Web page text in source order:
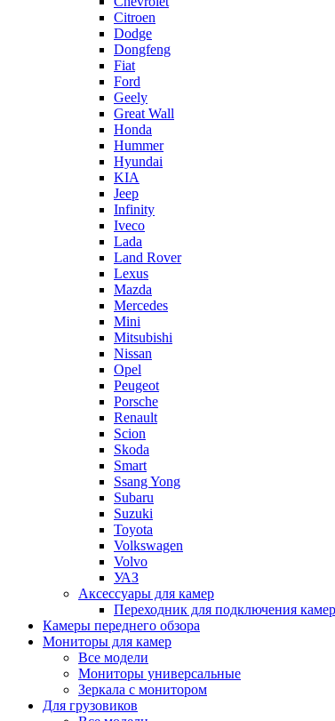
Citroen
Dodge
Dongfeng
Fiat
Ford
Geely
Great Wall
Honda
Hummer
Hyundai
KIA
Jeep
Infinity
Iveco
Lada
Land Rover
Lexus
Mazda
Mercedes
Mini
Mitsubishi
Nissan
Opel
Peugeot
Porsche
Renault
Scion
Skoda
Smart
Ssang Yong
Subaru
Suzuki
Toyota
Volkswagen
Volvo
УАЗ
Аксессуары для камер
Переходник для подключения
Камеры переднего обзора
Мониторы для камер
Все модели
Мониторы универсальные
Зеркала с монитором
Для грузовиков